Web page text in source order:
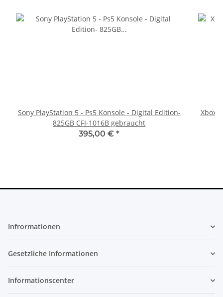
Sony PlayStation 5 - Ps5 Konsole - Digital Edition-
825GB CFI-1016B gebraucht
395,00 € *
Xbox
Infrormationen
Gesetzliche Informationen
Informationscenter